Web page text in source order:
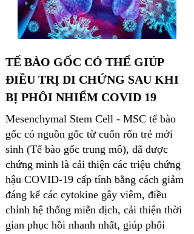
TẾ BÀO GỐC CÓ THỂ GIÚP
ĐIỀU TRỊ DI CHỨNG SAU KHI
BỊ PHÔI NHIỂM COVID 19
Mesenchymal Stem Cell - MSC tế bào
gốc có nguồn gốc từ cuốn rốn trẻ mới
sinh (Tế bào gốc trung mô), đã được
chứng minh là cải thiện các triệu chứng
hậu COVID-19 cấp tính bằng cách giảm
đáng kể các cytokine gây viêm, điều
chỉnh hệ thống miễn dịch, cải thiện thời
gian phục hồi nhanh nhất, giúp phổi